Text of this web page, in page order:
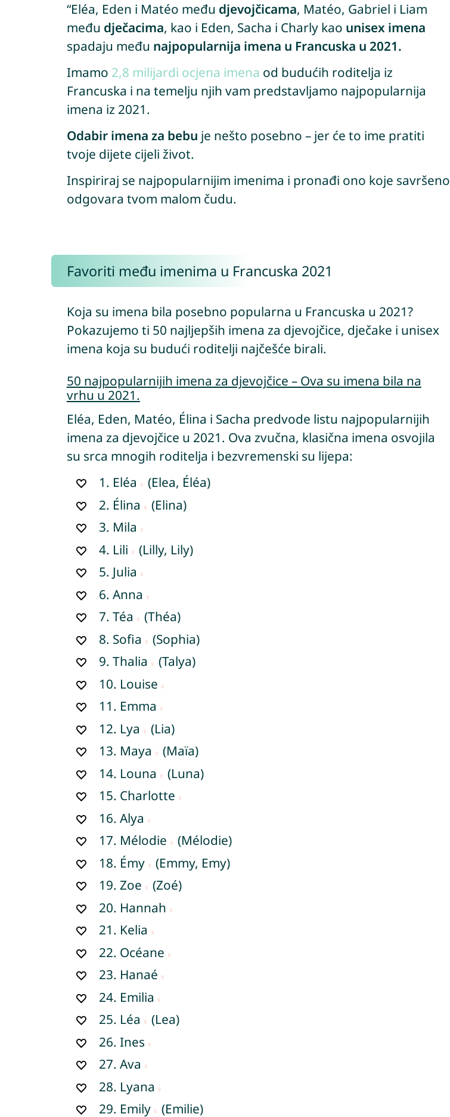
“Eléa, Eden i Matéo među djevojčicama, Matéo, Gabriel i Liam
među dječacima, kao i Eden, Sacha i Charly kao unisex imena
spadaju među najpopularnija imena u Francuska u 2021.
Imamo 2,8 milijardi ocjena imena od budućih roditelja iz
Francuska i na temelju njih vam predstavljamo najpopularnija
imena iz 2021.
Odabir imena za bebu je nešto posebno – jer će to ime pratiti
tvoje dijete cijeli život.
Inspiriraj se najpopularnijim imenima i pronađi ono koje savršeno
odgovara tvom malom čudu.
Favoriti među imenima u Francuska 2021
Koja su imena bila posebno popularna u Francuska u 2021?
Pokazujemo ti 50 najljepših imena za djevojčice, dječake i unisex
imena koja su budući roditelji najčešće birali.
50 najpopularnijih imena za djevojčice – Ova su imena bila na
vrhu u 2021.
Eléa, Eden, Matéo, Élina i Sacha predvode listu najpopularnijih
imena za djevojčice u 2021. Ova zvučna, klasična imena osvojila
su srca mnogih roditelja i bezvremenski su lijepa:
1. Eléa
(Elea, Éléa)
2. Élina
(Elina)
3. Mila
4. Lili
(Lilly, Lily)
5. Julia
6.Anna
7.Téa
(Théa)
8. Sofia
(Sophia)
9.Thalia
(Talya)
10. Louise
11. Emma
12. Lya
(Lia)
13. Maya
(Maïa)
14. Louna
(Luna)
15. Charlotte
16.Alya
17. Mélodie
(Mélodie)
18. Émy
(Emmy, Emy)
19.Zoe
(Zoé)
20. Hannah
21. Kelia
22. Océane
23. Hanaé
24. Emilia
25. Léa
(Lea)
26.Ines
27.Ava
28. Lyana
29. Emily (Emilie)